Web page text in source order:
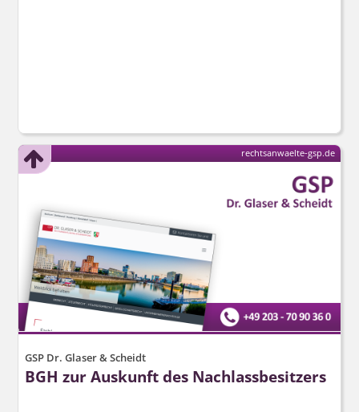
GSP Dr. Glaser & Scheidt
BGH zur Auskunft des Nachlassbesitzers
rechtsanwaelte-gsp.de